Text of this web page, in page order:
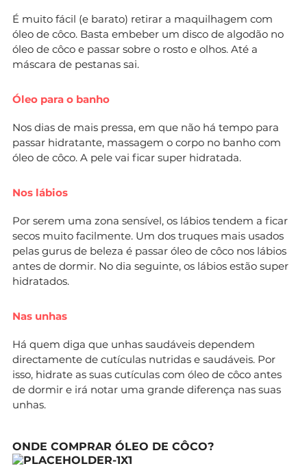
É muito fácil (e barato) retirar a maquilhagem com
óleo de côco. Basta embeber um disco de algodão no
óleo de côco e passar sobre o rosto e olhos. Até a
máscara de pestanas sai.
Óleo para o banho
Nos dias de mais pressa, em que não há tempo para
passar hidratante, massagem o corpo no banho com
óleo de côco. A pele vai ficar super hidratada.
Nos lábios
Por serem uma zona sensível, os lábios tendem a ficar
secos muito facilmente. Um dos truques mais usados
pelas gurus de beleza é passar óleo de côco nos lábios
antes de dormir. No dia seguinte, os lábios estão super
hidratados.
Nas unhas
Há quem diga que unhas saudáveis dependem
directamente de cutículas nutridas e saudáveis. Por
isso, hidrate as suas cutículas com óleo de côco antes
de dormir e irá notar uma grande diferença nas suas
unhas.
ONDE COMPRAR ÓLEO DE CÔCO?